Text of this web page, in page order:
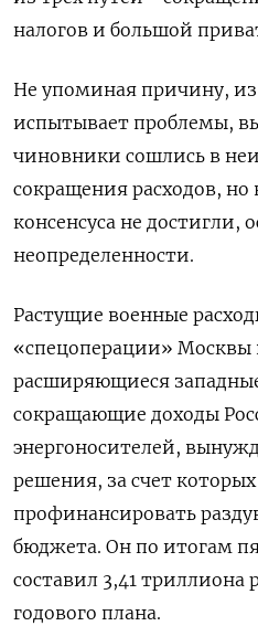
налогов и большой
Не упоминая причину,
испытывает проблемы,
чиновники сошлись в
сокращения расходов, но
консенсуса не достигли,
неопределенности.
Растущие военные
«спецоперации» Москвы
расширяющиеся
сокращающие доходы
энергоносителей,
решения, за счет
профинансировать
бюджета. Он по итогам
составил 3,41 триллиона
годового плана.